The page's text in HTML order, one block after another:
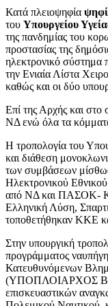
Κατά πλειοψηφία
του Υπουργείου
της πανδημίας του
προστασίας της
ηλεκτρονικό σύστημα
την Ενιαία Λίστα
καθώς και οι δύο
Επί της Αρχής και
ΝΔ ενώ όλα τα
Η τροπολογία του
και διάθεση
των συμβάσεων
Ηλεκτρονικού
από ΝΔ και ΠΑΣΟΚ-
Ελληνική Λύση,
τοποθετήθηκαν ΚΚΕ
Στην υπουργική
προγράμματος
Κατευθυνόμενων
(ΥΠΟΠΛΟΙΑΡΧΟΣ
επισκευαστικών